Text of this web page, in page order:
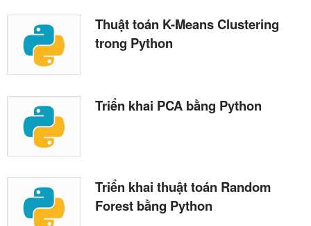
Thuật toán K-Means Clustering
trong Python
Triển khai PCA bằng Python
Triển khai thuật toán Random
Forest bằng Python